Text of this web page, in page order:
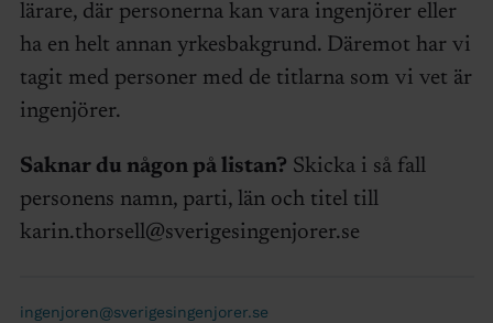
lärare, där personerna kan vara ingenjörer eller
ha en helt annan yrkesbakgrund. Däremot har vi
tagit med personer med de titlarna som vi vet är
ingenjörer.
Saknar du någon på listan? Skicka i så fall
personens namn, parti, län och titel till
karin.thorsell@sverigesingenjorer.se
ingenjoren@sverigesingenjorer.se